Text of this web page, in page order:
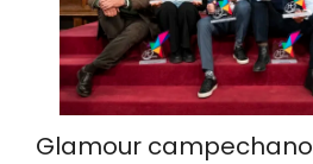
Glamour campechano